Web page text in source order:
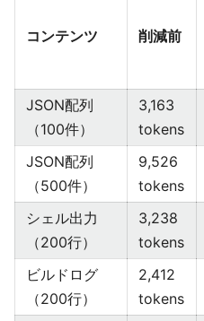
コンテンツ 削減前
JSON配列
（100件）
3,163
tokens
JSON配列
（500件）
9,526
tokens
シェル出力
（200行）
3,238
tokens
ビルドログ
（200行）
2,412
tokens